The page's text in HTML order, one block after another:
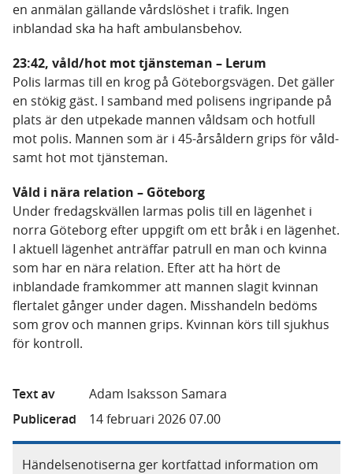
en anmälan gällande vårdslöshet i trafik. Ingen
inblandad ska ha haft ambulansbehov.
23:42, våld/hot mot tjänsteman – Lerum
Polis larmas till en krog på Göteborgsvägen. Det gäller
en stökig gäst. I samband med polisens ingripande på
plats är den utpekade mannen våldsam och hotfull
mot polis. Mannen som är i 45-årsåldern grips för våld-
samt hot mot tjänsteman.
Våld i nära relation – Göteborg
Under fredagskvällen larmas polis till en lägenhet i
norra Göteborg efter uppgift om ett bråk i en lägenhet.
I aktuell lägenhet anträffar patrull en man och kvinna
som har en nära relation. Efter att ha hört de
inblandade framkommer att mannen slagit kvinnan
flertalet gånger under dagen. Misshandeln bedöms
som grov och mannen grips. Kvinnan körs till sjukhus
för kontroll.
Text av
Adam Isaksson Samara
Publicerad
14 februari 2026 07.00
Händelsenotiserna ger kortfattad information om